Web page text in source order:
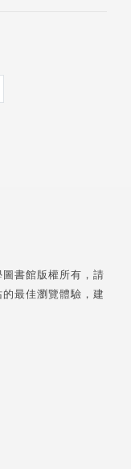
書館版權所有，請
最佳瀏覽體驗，建